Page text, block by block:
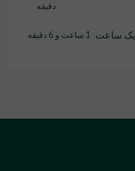
دقیقه
یک ساعت 1 ساعت و 6 دقیقه